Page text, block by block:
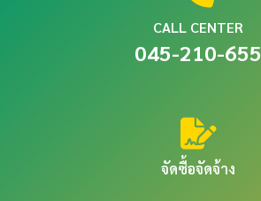
CALL CENTER
045-210-655
จัดซื้อจัดจ้าง